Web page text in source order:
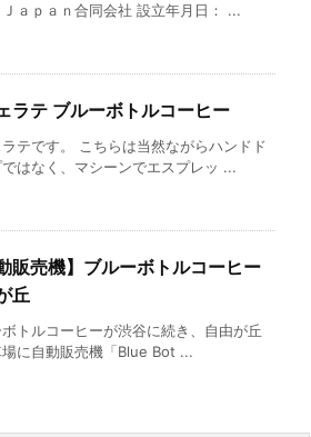
ａｐａｎ合同会社 設立年月日： ...
ラテ ブルーボトルコーヒー
テです。 こちらは当然ながらハンドド
ではなく、マシーンでエスプレッ ...
動販売機】ブルーボトルコーヒー
丘
トルコーヒーが渋谷に続き、自由が丘
に自動販売機「Blue Bot ...